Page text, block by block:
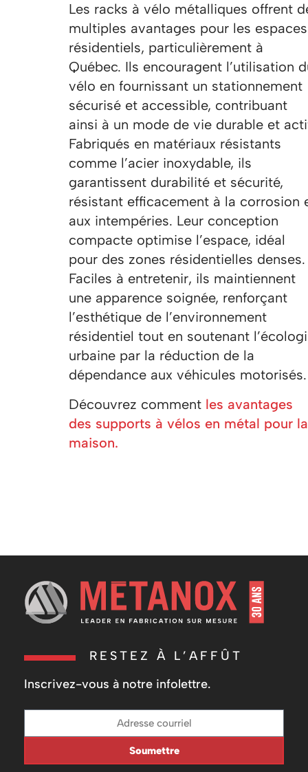
Les racks à vélo métalliques offrent
multiples avantages pour les espaces
résidentiels, particulièrement à
Québec. Ils encouragent l’utilisation
vélo en fournissant un stationnement
sécurisé et accessible, contribuant
ainsi à un mode de vie durable et
Fabriqués en matériaux résistants
comme l’acier inoxydable, ils
garantissent durabilité et sécurité,
résistant efficacement à la corrosion
aux intempéries. Leur conception
compacte optimise l’espace, idéal
pour des zones résidentielles denses.
Faciles à entretenir, ils maintiennent
une apparence soignée, renforçant
l’esthétique de l’environnement
résidentiel tout en soutenant
urbaine par la réduction de la
dépendance aux véhicules motorisés.
Découvrez comment les avantages
des supports à vélos en métal pour la
maison.
RESTEZ À L’AFFÛT
Inscrivez-vous à notre infolettre.
Soumettre